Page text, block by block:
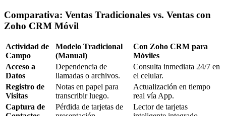
Comparativa: Ventas Tradicionales vs. Ventas con
Zoho CRM Móvil
Actividad de
Campo
Modelo Tradicional
(Manual)
Con Zoho CRM para
Móviles
Acceso a
Datos
Dependencia de
llamadas o archivos.
Consulta inmediata 24/7 en
el celular.
Registro de
Visitas
Notas en papel para
transcribir luego.
Actualización en tiempo
real vía App.
Captura de
Pérdida de tarjetas de
Lector de tarjetas